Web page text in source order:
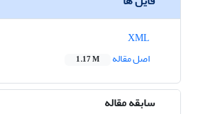
اصل مقاله
1.17 M
سابقه مقاله